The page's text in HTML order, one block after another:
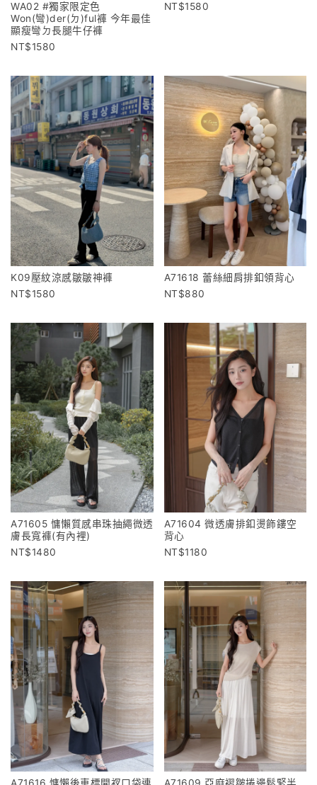
WA02 #獨家限定色
Won(彎)der(ㄉ)ful褲 今年最佳
顯瘦彎ㄉ長腿牛仔褲
1580
1580
K09壓紋涼感皺皺神褲
1580
A71618 蕾絲細肩排釦領背心
880
A71605 慵懶質感串珠抽繩微透
膚長寬褲(有內裡)
1480
A71604 微透膚排釦燙飾鏤空
背心
1180